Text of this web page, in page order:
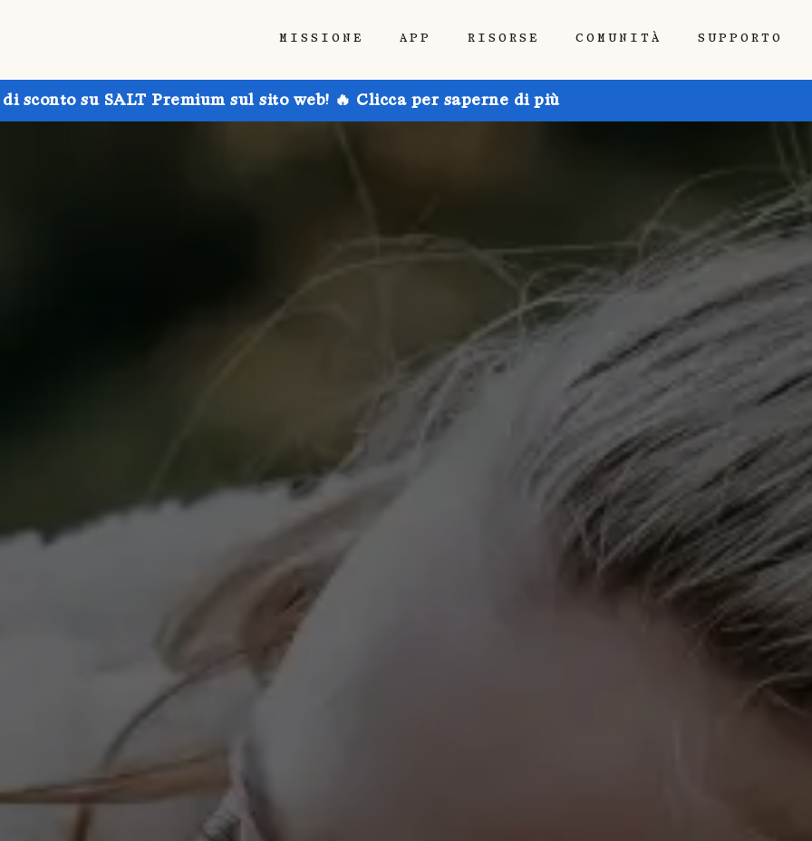
MISSIONE APP RISORSE COMUNITÀ SUPPORTO
sconto su SALT Premium sul sito web! 🔥 Clicca per saperne di più